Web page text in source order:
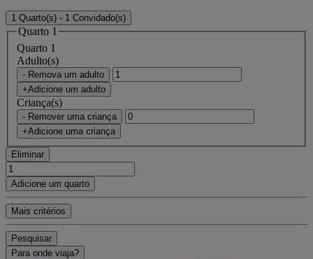
1 Quarto(s) - 1 Convidado(s)
Quarto 1
Quarto 1
Adulto(s)
- Remova um adulto
+Adicione um adulto
Criança(s)
- Remover uma criança
+Adicione uma criança
Eliminar
Adicione um quarto
Mais critérios
Pesquisar
Para onde viaja?